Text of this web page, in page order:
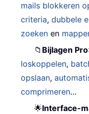
mails blokkeren
criteria,dubbele
zoeken en
📁 Bijlagen Pro
loskoppelen,
opslaan,
comprimeren…
🌟Interface-